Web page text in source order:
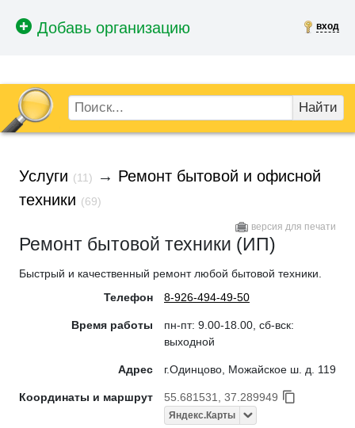
вход
Найти
Услуги (11) → Ремонт бытовой и офисной
техники (69)
версия для печати
Ремонт бытовой техники (ИП)
Быстрый и качественный ремонт любой бытовой техники.
Телефон
8-926-494-49-50
Время работы
пн-пт: 9.00-18.00, сб-вск:
выходной
Адрес г.Одинцово, Можайское ш. д. 119
Координаты и маршрут 55.681531, 37.289949
Яндекс.Карты